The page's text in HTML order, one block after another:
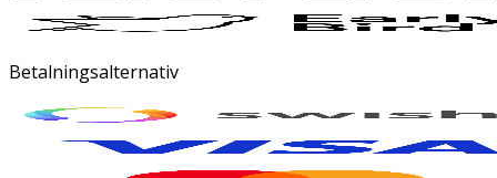
Betalningsalternativ